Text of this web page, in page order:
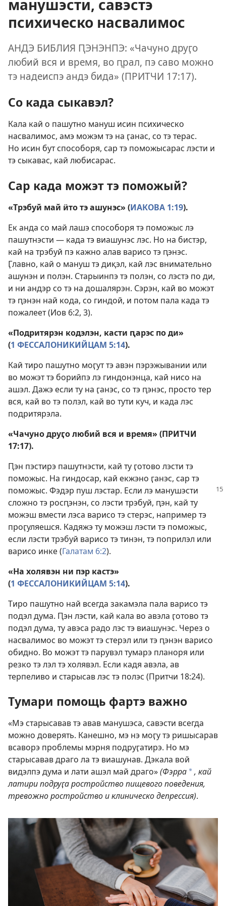
манушэсти, савэстэ
психическо насвалимос
АНДЭ БИБЛИЯ ԤЭНЭНПЭ: «Чачуно друӷо
любий вся и время, во ԥрал, пэ саво можно
тэ надеиспэ андэ бида» (ПРИТЧИ 17:17).
Со када сыкавэл?
Кала кай о пашутно мануш исин психическо
насвалимос, амэ можэм тэ на ӷанас, со тэ терас.
Но исин бут способоря, сар тэ поможысарас лэсти и
тэ сыкавас, кай любисарас.
Сар када можэт тэ поможый?
«Трэбуй май ӥто тэ ашунэс» (ИАКОВА 1:19).
Ек анда со май лашэ способоря тэ поможыс лэ
пашутнэсти — када тэ виашунэс лэс. Но на бистэр,
кай на трэбуй пэ кажно алав варисо тэ ԥэнэс.
Ӷлавно, кай о мануш тэ диқэл, кай лэс внимательно
ашунэн и полэн. Старыинпэ тэ полэн, со лэстэ по ди,
и ни андэр со тэ на дошалярэн. Сэрэн, кай во можэт
тэ ԥэнэн най кода, со гиндой, и потом пала када тэ
пожалеет (Иов 6:2, 3).
«Подритярэн кодэлэн, касти ԥарэс по ди»
(1 ФЕССАЛОНИКИЙЦАМ 5:14).
Кай тиро пашутно моӷут тэ авэн пэрэжывании или
во можэт тэ борийпэ лэ гиндонэнца, кай нисо на
ашэл. Дажэ если ту на ӷанэс, со тэ ԥэнэс, просто тер
вся, кай во тэ полэл, кай во тути куч, и када лэс
подритярэла.
«Чачуно друӷо любий вся и время» (ПРИТЧИ
17:17).
Ԥэн пэстирэ пашутнэсти, кай ту ӷотово лэсти тэ
поможыс. На гиндосар, кай екжэно ӷанэс, сар тэ
поможыс. Фэдэр пуш лэстар. Если лэ манушэсти
сложно тэ росԥэнэн, со лэсти трэбуй, ԥэн, кай ту
можэш вмести лэса варисо тэ стерэс, например тэ
проӷуляешся. Кадяжэ ту можэш лэсти тэ поможыс,
если лэсти трэбуй варисо тэ тинэн, тэ поприлэл или
варисо инке (Галатам 6:2).
«На холявэн ни пэр кастэ»
(1 ФЕССАЛОНИКИЙЦАМ 5:14).
Тиро пашутно най всегда закамэла пала варисо тэ
подэл дума. Ԥэн лэсти, кай кала во авэла ӷотово тэ
подэл дума, ту авэса радо лэс тэ виашунэс. Через о
насвалимос во можэт тэ стерэл или тэ ԥэнэн варисо
обидно. Во можэт тэ парувэл тумарэ планоря или
резко тэ лэл тэ холявэл. Если кадя авэла, ав
терпеливо и старысав лэс тэ полэс (Притчи 18:24).
Тумари помощь фартэ важно
«Мэ старысавав тэ авав манушэса, савэсти всегда
можно доверять. Канешно, мэ нэ моӷу тэ ришысарав
всаворэ проблемы мэрня подруӷатирэ. Но мэ
старысавав драго ла тэ виашунав. Дэкала вой
видэлпэ дума и лати ашэл май драго»(Фэрра a, кай
латири подруӷа ростройство пищевого поведения,
тревожно ростройство и клиническо депрессия).